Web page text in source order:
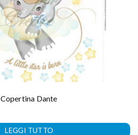
Copertina Dante
LEGGI TUTTO